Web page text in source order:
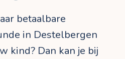
betaalbare
in Destelbergen
kind? Dan kan je bij